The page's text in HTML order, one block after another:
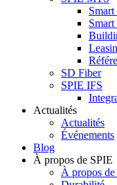
SD Fiber
SPIE IFS
Actualités
Actualités
Événements
Blog
À propos de SPIE
À propos